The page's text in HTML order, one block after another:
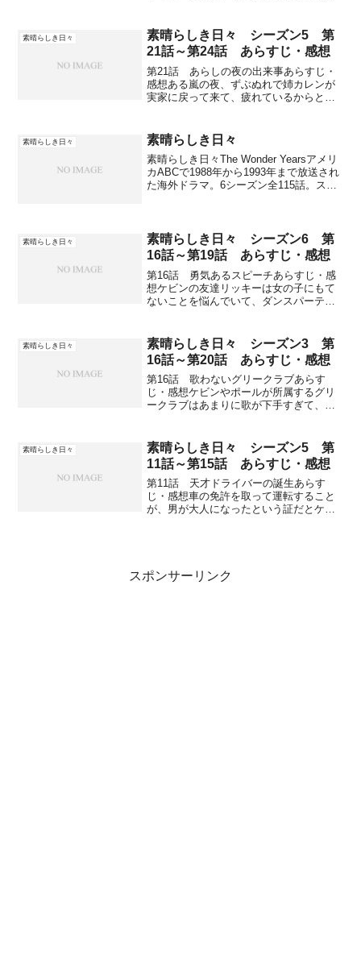
ニーが急に大人っぽくきれいになってい
たのに驚く。流行り...
素晴らしき日々
素晴らしき日々 シーズン5 第
21話～第24話 あらすじ・感想
第21話 あらしの夜の出来事あらすじ・
感想ある嵐の夜、ずぶぬれで姉カレンが
実家に戻って来て、疲れているからと今
事情を尋ねると、マイケルとはもうやっ
ていけないとだけ告げる...
素晴らしき日々 素晴らしき日々
素晴らしき日々The Wonder Yearsアメリ
カABCで1988年から1993年まで放送され
た海外ドラマ。6シーズン全115話。スト
素晴らしき日々
素晴らしき日々 シーズン6 第
16話～第19話 あらすじ・感想
第16話 勇気あるスピーチあらすじ・感
想ケビンの友達リッキーは女の子にもて
ないことを悩んでいて、ダンスパーティ
鼻が大きくてみんな影で笑っている。リ
ッキーはひと目で彼女を...
素晴らしき日々
素晴らしき日々 シーズン3 第
16話～第20話 あらすじ・感想
第16話 歌わないグリークラブあらす
じ・感想ケビンやポールが所属するグリ
ークラブはあまりに歌が下手すぎて、い
習のヘイコック先生がやって来て、型破
りな方法でみんなに練習さ...
素晴らしき日々
素晴らしき日々 シーズン5 第
11話～第15話 あらすじ・感想
第11話 天才ドライバーの誕生あらす
じ・感想車の免許を取って運転すること
が、男が大人になったという証だとケビ
スポンサーリンク